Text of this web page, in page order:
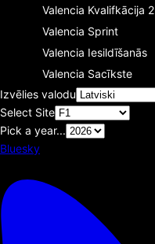
Valencia Kvalifkācija 2
Valencia Sprint
Valencia Iesildīšanās
Valencia Sacīkste
Izvēlies valodu
Select Site
Pick a year...
Bluesky